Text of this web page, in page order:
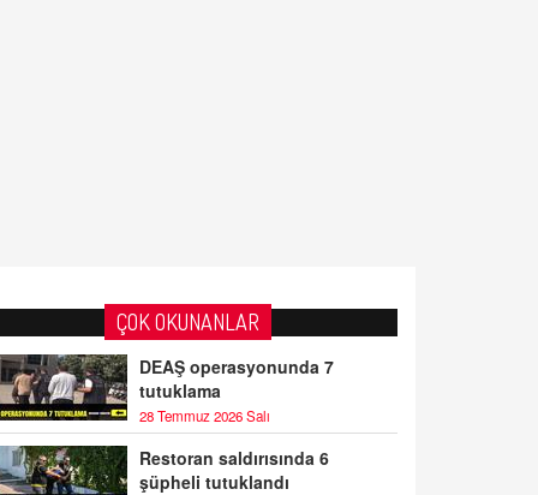
ÇOK OKUNANLAR
DEAŞ operasyonunda 7
tutuklama
28 Temmuz 2026 Salı
Restoran saldırısında 6
şüpheli tutuklandı